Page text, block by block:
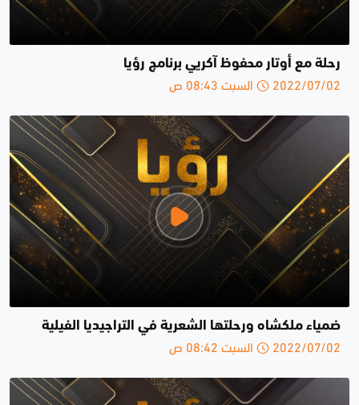
رحلة مع أوتار محفوظ آكريي برنامج رؤيا
2022/07/02 السبت 08:43 ص
ضمياء ملكشاه ورحلتها الشعرية في التراجيديا الفيلية
2022/07/02 السبت 08:42 ص